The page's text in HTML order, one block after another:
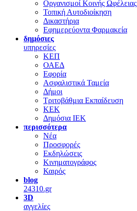
Οργανισμοί Κοινής Ωφέλειας
Τοπική Αυτοδιοίκηση
Δικαστήρια
Εφημερεύοντα Φαρμακεία
δημόσιες
υπηρεσίες
ΚΕΠ
ΟΑΕΔ
Εφορία
Ασφαλιστικά Ταμεία
Δήμοι
Τριτοβάθμια Εκπαίδευση
ΚΕΚ
Δημόσια ΙΕΚ
περισσότερα
Νέα
Προσφορές
Εκδηλώσεις
Κινηματογράφος
Καιρός
blog
24310.gr
3D
αγγελίες